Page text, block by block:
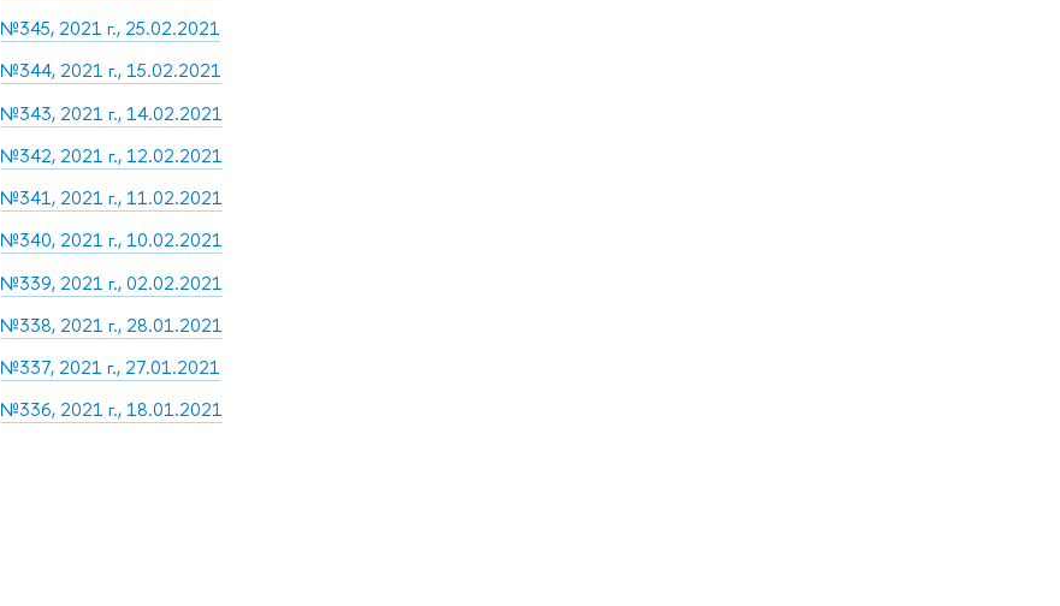
№345, 2021 г., 25.02.2021
№344, 2021 г., 15.02.2021
№343, 2021 г., 14.02.2021
№342, 2021 г., 12.02.2021
№341, 2021 г., 11.02.2021
№340, 2021 г., 10.02.2021
№339, 2021 г., 02.02.2021
№338, 2021 г., 28.01.2021
№337, 2021 г., 27.01.2021
№336, 2021 г., 18.01.2021